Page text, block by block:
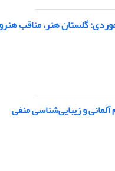
گلستان هنر، مناقب
و زیبایی‌شناسی منفی